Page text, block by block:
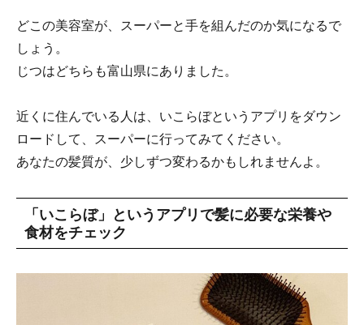
どこの美容室が、スーパーと手を組んだのか気になるで
しょう。
じつはどちらも富山県にありました。
近くに住んでいる人は、いこらぼというアプリをダウン
ロードして、スーパーに行ってみてください。
あなたの髪質が、少しずつ変わるかもしれませんよ。
「いこらぼ」というアプリで髪に必要な栄養や
食材をチェック